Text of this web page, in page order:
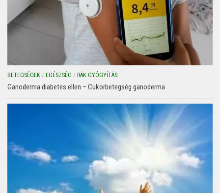
BETEGSÉGEK / EGÉSZSÉG / RÁK GYÓGYÍTÁS
Ganoderma diabetes ellen – Cukorbetegség ganoderma